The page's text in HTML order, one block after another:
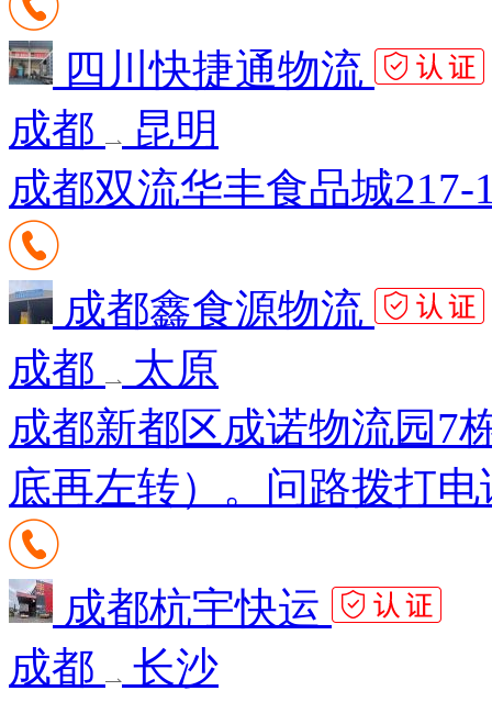
四川快捷通物流
成都
昆明
成都双流华丰食品城217-
成都鑫食源物流
成都
太原
成都新都区成诺物流园7
底再左转）。问路拨打电
成都杭宇快运
成都
长沙